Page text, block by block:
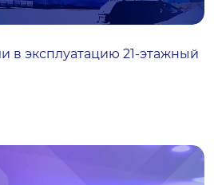
в эксплуатацию 21-этажный